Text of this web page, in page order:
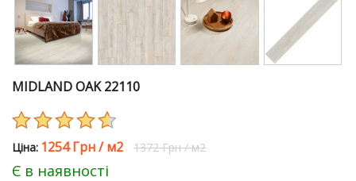
MIDLAND OAK 22110
Цiна: 1254 Грн/м2 1372 Грн /м2
Є в наявності